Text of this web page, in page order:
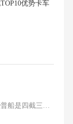
优势卡车
上一篇：四截三开什么意思？美国海运哪些普船是四截三开/四截一开的？